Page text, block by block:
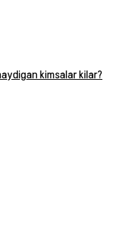
kimsalar kilar?